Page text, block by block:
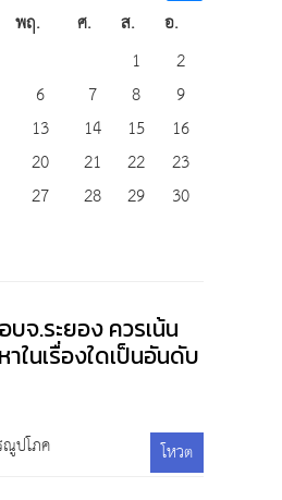
Views
พฤ. ศ. ส.
อ.
1
2
6 7 8
9
13 14 15
16
20 21 22
23
27 28 29
30
บจ.ระยอง ควรเน้น
ในเรื่องใดเป็นอันดับ
ณูปโภค โหวต